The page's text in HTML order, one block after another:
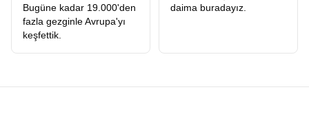
Bugüne kadar 19.000'den
fazla gezginle Avrupa'yı
keşfettik.
daima buradayız.